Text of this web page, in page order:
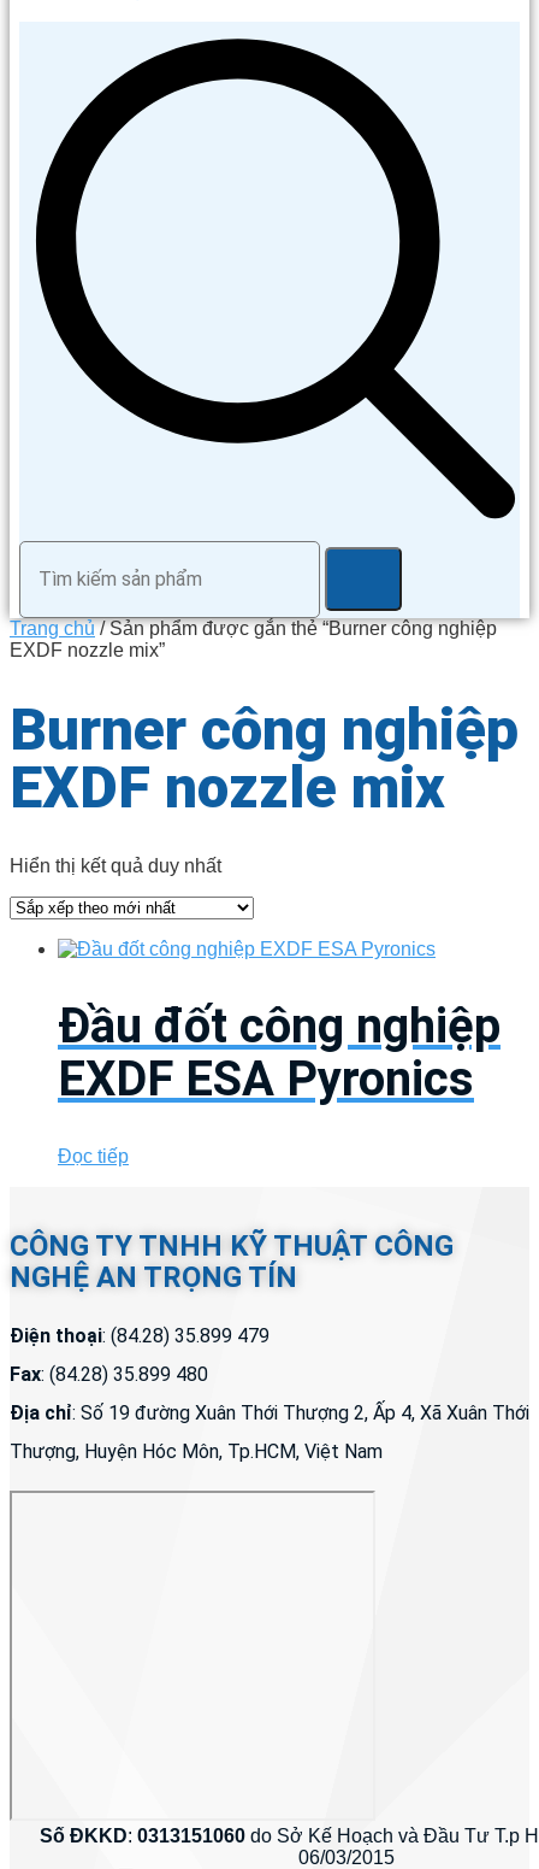
Trang chủ/ Sản phẩm được gắn thẻ “Burner công nghiệp
EXDF nozzle mix”
Burner công nghiệp
EXDF nozzle mix
Hiển thị kết quả duy nhất
Đầu đốt công nghiệp
EXDF ESA Pyronics
Đọc tiếp
CÔNG TY TNHH KỸ THUẬT CÔNG
NGHỆ AN TRỌNG TÍN
Điện thoại: (84.28) 35.899 479
Fax: (84.28) 35.899 480
Địa chỉ: Số 19 đường Xuân Thới Thượng 2, Ấp 4, Xã Xuân Thới
Thượng, Huyện Hóc Môn, Tp.HCM, Việt Nam
Số ĐKKD:0313151060 do Sở Kế Hoạch và Đầu Tư T.p
06/03/2015